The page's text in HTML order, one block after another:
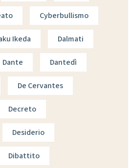
Cyberbullismo
Ikeda Dalmati
Dante Dantedì
De Cervantes
Decreto
Desiderio
Dibattito